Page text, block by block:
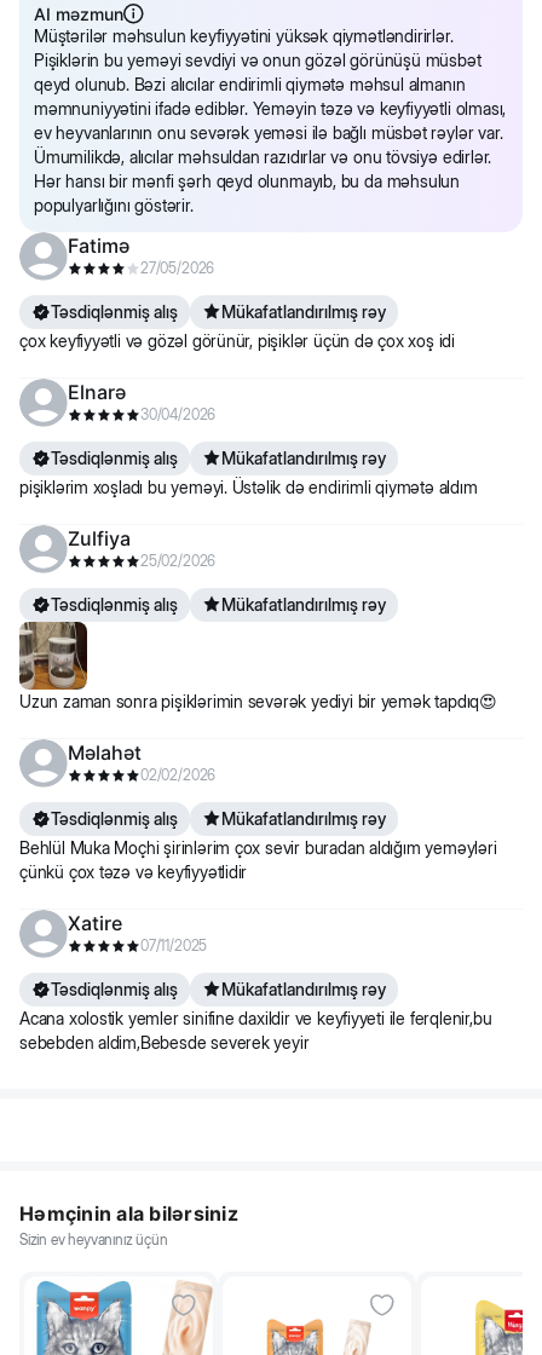
balıqlar və yumurta ilə quru yem
ilkin tanışlığı üçün tam uyğundur. Bu yem asan həzm olunan zülallar
ehtiva edir, hansılar ki, brendin yemlərinə keçidini asanlaşdırır.
3-4
60-75 qr ya
fincan
40-45 qr ya
1/3-3/8 fincan
-
-
4-5
5/8-2/3
fincan
5-6
2/3-3/4
fincan
1/2-5/8 fincan
6-8
90-105 qr ya
3/4-7/8
5/8-3/4 fincan
8-10
105-120 qr
ya
7/8-1 fincan
3/4-7/8 fincan
fincan
*Bir fincan– 120 qr yemdir
AI məzmun
Müştərilər məhsulun keyfiyyətini yüksək qiymətləndirirlər.
Pişiklərin bu yeməyi sevdiyi və onun gözəl görünüşü müsbət
qeyd olunub. Bəzi alıcılar endirimli qiymətə məhsul almanın
məmnuniyyətini ifadə ediblər. Yeməyin təzə və keyfiyyətli olması,
ev heyvanlarının onu sevərək yeməsi ilə bağlı müsbət rəylər var.
Ümumilikdə, alıcılar məhsuldan razıdırlar və onu tövsiyə edirlər.
Hər hansı bir mənfi şərh qeyd olunmayıb, bu da məhsulun
populyarlığını göstərir.
Fatimə
27/05/2026
Təsdiqlənmiş alış
Mükafatlandırılmış rəy
çox keyfiyyətli və gözəl görünür, pişiklər üçün də çox xoş idi
Elnarə
30/04/2026
Təsdiqlənmiş alış
Mükafatlandırılmış rəy
pişiklərim xoşladı bu yeməyi. Üstəlik də endirimli qiymətə aldım
Zulfiya
25/02/2026
Təsdiqlənmiş alış Mükafatlandırılmış rəy
Uzun zaman sonra pişiklərimin sevərək yediyi bir yemək tapdıq😍
Məlahət
02/02/2026
Təsdiqlənmiş alış
Mükafatlandırılmış rəy
Behlül Muka Moçhi şirinlərim çox sevir buradan aldığım yeməyləri
çünkü çox təzə və keyfiyyətlidir
Xatire
07/11/2025
Təsdiqlənmiş alış
Mükafatlandırılmış rəy
Acana xolostik yemler sinifine daxildir ve keyfiyyeti ile ferqlenir,bu
sebebden aldim,Bebesde severek yeyir
Həmçinin ala bilərsiniz
Sizin ev heyvanınız üçün